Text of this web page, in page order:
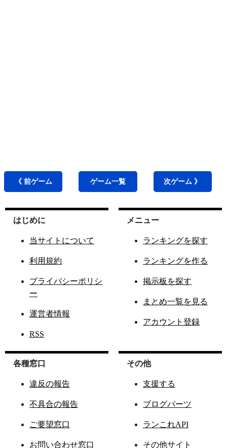
《 前ゲーム ゲーム一覧 次ゲーム 》
はじめに
当サイトについて
利用規約
プライバシーポリシ
ー
運営者情報
RSS
メニュー
ランキングを探す
ランキングを作る
掲示板を探す
まとめ一覧を見る
アカウント登録
各種窓口
違反の報告
不具合の報告
ご要望窓口
お問い合わせ窓口
その他
支援する
ブログパーツ
ランこれAPI
その他サイト